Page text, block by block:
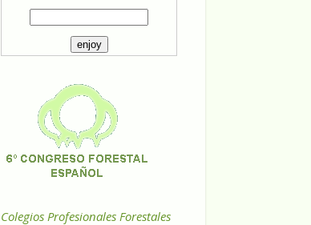
Colegios Profesionales Forestales